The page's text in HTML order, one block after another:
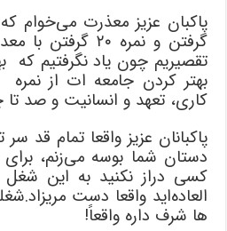
پاکبان عزیز معذرت می‌خوام
تقصیریم چون یاد نگرفتیم که
بهتر کردن جامعه ات از
کاری، تعهد و انسانیت و صد
پاکبانان عزیز واقعا تمام قد
دستان شما بوسه می‌زنم،
کسی دراز نکنید به این شغل
العاده‌اید واقعا دست
ها شرف داره واقعاً!